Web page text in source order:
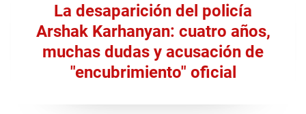
La desaparición del policía
Arshak Karhanyan: cuatro años,
muchas dudas y acusación de
"encubrimiento" oficial